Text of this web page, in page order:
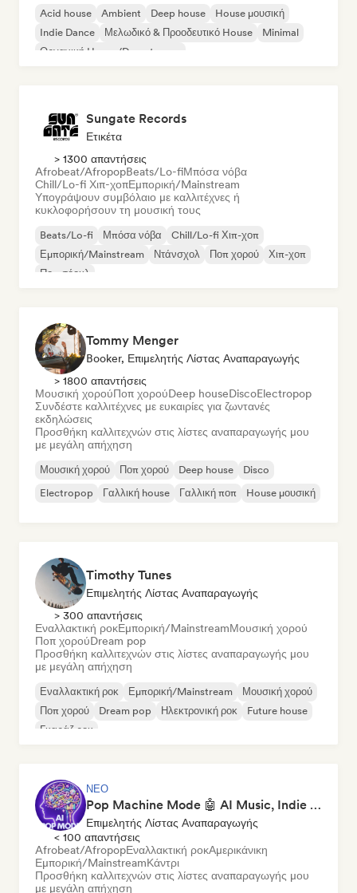
Acid house Ambient Deep house
House μουσική
Indie Dance
Μελωδικό & Προοδευτικό House
Minimal
Οργανική House/Downtempo
Sungate Records
Ετικέτα
> 1300 απαντήσεις
Afrobeat/AfropopBeats/Lo-fiΜπόσα νόβα
Chill/Lo-fi Χιπ-χοπΕμπορική/Mainstream
Υπογράψουν συμβόλαιο με καλλιτέχνες ή
κυκλοφορήσουν τη μουσική τους
Beats/Lo-fi Μπόσα νόβα
Chill/Lo-fi Χιπ-χοπ
Εμπορική/Mainstream
Ντάνσχολ Ποπ χορού
Χιπ-χοπ
Ποπ σόουλ
Tommy Menger
Booker, Επιμελητής Λίστας Αναπαραγωγής
> 1800 απαντήσεις
Μουσική χορούΠοπ χορούDeep houseDiscoElectropop
Συνδέστε καλλιτέχνες με ευκαιρίες για ζωντανές
εκδηλώσεις
Προσθήκη καλλιτεχνών στις λίστες αναπαραγωγής μου
με μεγάλη απήχηση
Μουσική χορού Ποπ χορού Deep house
Disco
Electropop
Γαλλική house Γαλλική ποπ House μουσική
Timothy Tunes
Επιμελητής Λίστας Αναπαραγωγής
> 300 απαντήσεις
Εναλλακτική ροκΕμπορική/MainstreamΜουσική χορού
Ποπ χορούDream pop
Προσθήκη καλλιτεχνών στις λίστες αναπαραγωγής μου
με μεγάλη απήχηση
Εναλλακτική ροκ Εμπορική/Mainstream
Μουσική χορού
Ποπ χορού
Dream pop Ηλεκτρονική ροκ
Future house
Γκαράζ ροκ
ΝΈΟ
Pop Machine Mode 🤖 AI Music, Indie Pop & Dream Pop
Επιμελητής Λίστας Αναπαραγωγής
< 100 απαντήσεις
Afrobeat/AfropopΕναλλακτική ροκΑμερικάνικη
Εμπορική/MainstreamΚάντρι
Προσθήκη καλλιτεχνών στις λίστες αναπαραγωγής μου
με μεγάλη απήχηση